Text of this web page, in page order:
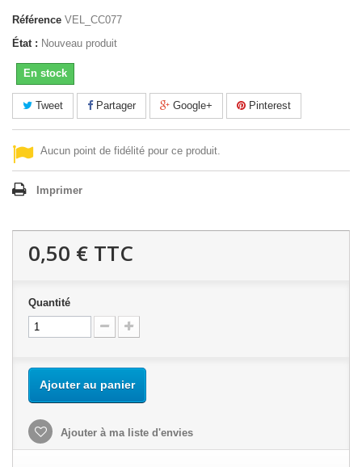
Référence VEL_CC077
État : Nouveau produit
En stock
Tweet Partager Google+ Pinterest
Aucun point de fidélité pour ce produit.
Imprimer
0,50 € TTC
Quantité
Ajouter au panier
Ajouter à ma liste d'envies